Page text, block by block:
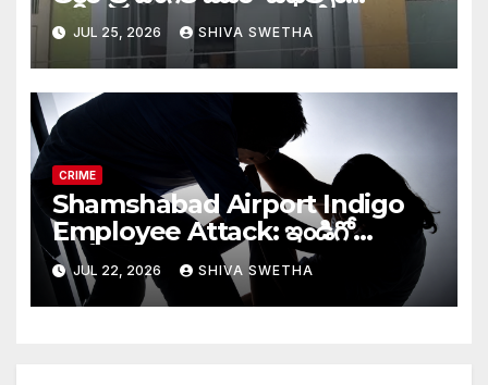
JUL 25, 2026 SHIVA SWETHA
CRIME
Shamshabad Airport Indigo
Employee Attack: ఇండిగో
ఉద్యోగినిపై క్యాబ్ డ్రైవర్
అత్యాచారయత్నం…
JUL 22, 2026 SHIVA SWETHA